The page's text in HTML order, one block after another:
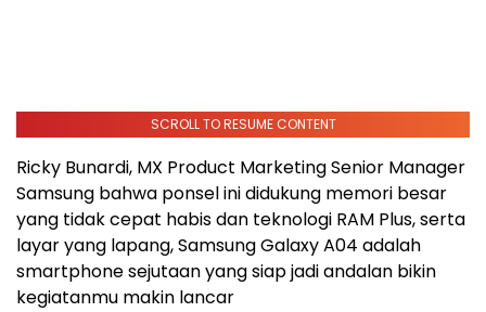
SCROLL TO RESUME CONTENT
Ricky Bunardi, MX Product Marketing Senior Manager
Samsung bahwa ponsel ini didukung memori besar
yang tidak cepat habis dan teknologi RAM Plus, serta
layar yang lapang, Samsung Galaxy A04 adalah
smartphone sejutaan yang siap jadi andalan bikin
kegiatanmu makin lancar